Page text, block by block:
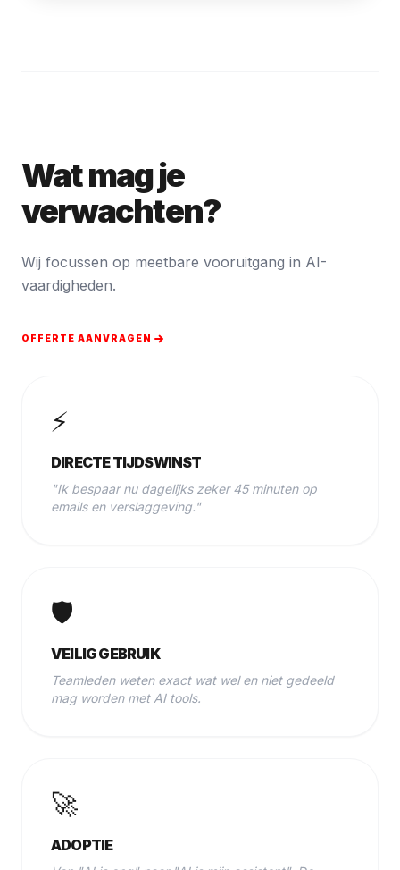
Wat mag je
verwachten?
Wij focussen op meetbare vooruitgang in AI-
vaardigheden.
OFFERTE AANVRAGEN
⚡
DIRECTE TIJDSWINST
"Ik bespaar nu dagelijks zeker 45 minuten op
emails en verslaggeving."
🛡️
VEILIG GEBRUIK
Teamleden weten exact wat wel en niet gedeeld
mag worden met AI tools.
🚀
ADOPTIE